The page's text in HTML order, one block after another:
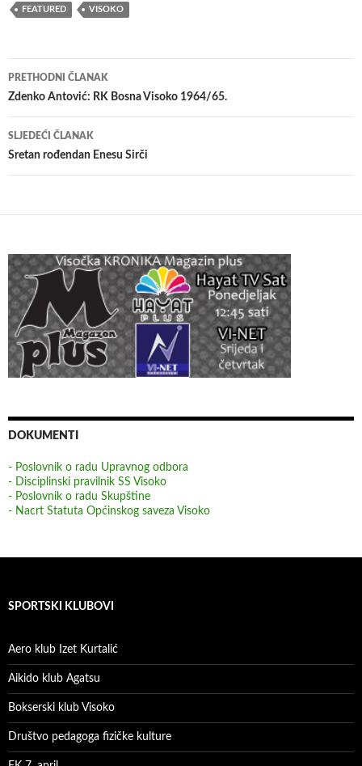
FEATURED VISOKO
Navigacija
članaka
PRETHODNI ČLANAK
Zdenko Antović: RK Bosna Visoko 1964/65.
SLJEDEĆI ČLANAK
Sretan rođendan Enesu Sirči
DOKUMENTI
- Poslovnik o radu Upravnog odbora
- Disciplinski pravilnik SS Visoko
- Poslovnik o radu Skupštine
- Nacrt Statuta Općinskog saveza Visoko
SPORTSKI KLUBOVI
Aero klub Izet Kurtalić
Aikido klub Agatsu
Bokserski klub Visoko
Društvo pedagoga fizičke kulture